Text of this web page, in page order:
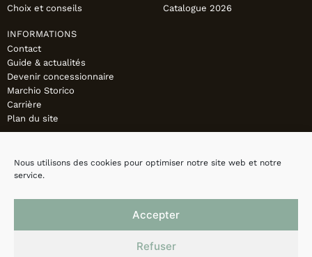
Nous utilisons des cookies pour optimiser notre site web et notre
service.
Accepter
Refuser
Choix et conseils
Catalogue 2026
INFORMATIONS
Contact
Guide & actualités
Devenir concessionnaire
Marchio Storico
Carrière
Plan du site